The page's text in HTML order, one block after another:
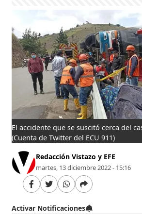
El accidente que se suscitó cerca del
(Cuenta de Twitter del ECU 911)
Redacción Vistazo y EFE
martes, 13 diciembre 2022 - 15:16
Activar Notificaciones